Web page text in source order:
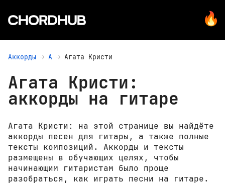
Аккорды А Агата Кристи
Агата Кристи:
аккорды на гитаре
Агата Кристи: на этой странице вы найдёте
аккорды песен для гитары, а также полные
тексты композиций. Аккорды и тексты
размещены в обучающих целях, чтобы
начинающим гитаристам было проще
разобраться, как играть песни на гитаре.